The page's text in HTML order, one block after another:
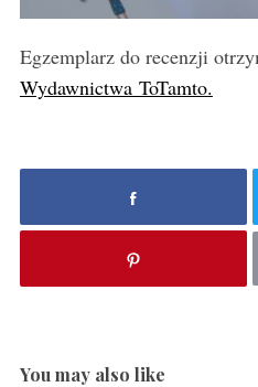
Egzemplarz do recenzji
Wydawnictwa ToTamto.
You may also like